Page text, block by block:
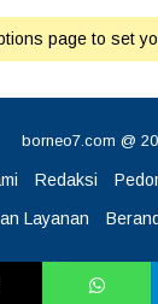
page to set
borneo7.com @
Redaksi
Layanan